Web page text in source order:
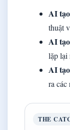
AI
thuật
AI
lặp lại
AI
ra các
THE